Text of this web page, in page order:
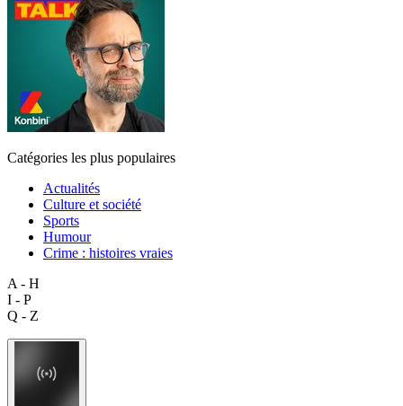
Catégories les plus populaires
Actualités
Culture et société
Sports
Humour
Crime : histoires vraies
A - H
I - P
Q - Z